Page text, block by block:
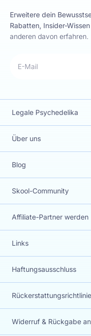
Erweitere dein
Rabatten, Insider-
anderen davon erfahren.
E-Mail
Legale Psychedelika
Über uns
Blog
Skool-Community
Affiliate-Partner werden
Links
Haftungsausschluss
Widerruf & Rückgabe